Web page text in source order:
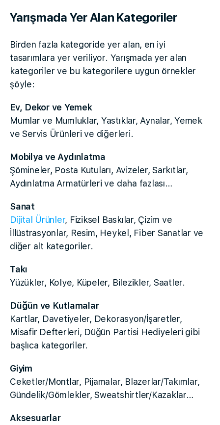
Yarışmada Yer Alan Kategoriler
Birden fazla kategoride yer alan, en iyi
tasarımlara yer veriliyor. Yarışmada yer alan
kategoriler ve bu kategorilere uygun örnekler
şöyle:
Ev, Dekor ve Yemek
Mumlar ve Mumluklar, Yastıklar, Aynalar, Yemek
ve Servis Ürünleri ve diğerleri.
Mobilya ve Aydınlatma
Şömineler, Posta Kutuları, Avizeler, Sarkıtlar,
Aydınlatma Armatürleri ve daha fazlası…
Sanat
Dijital Ürünler, Fiziksel Baskılar, Çizim ve
İllüstrasyonlar, Resim, Heykel, Fiber Sanatlar ve
diğer alt kategoriler.
Takı
Yüzükler, Kolye, Küpeler, Bilezikler, Saatler.
Düğün ve Kutlamalar
Kartlar, Davetiyeler, Dekorasyon/İşaretler,
Misafir Defterleri, Düğün Partisi Hediyeleri gibi
başlıca kategoriler.
Giyim
Ceketler/Montlar, Pijamalar, Blazerlar/Takımlar,
Gündelik/Gömlekler, Sweatshirtler/Kazaklar…
Aksesuarlar